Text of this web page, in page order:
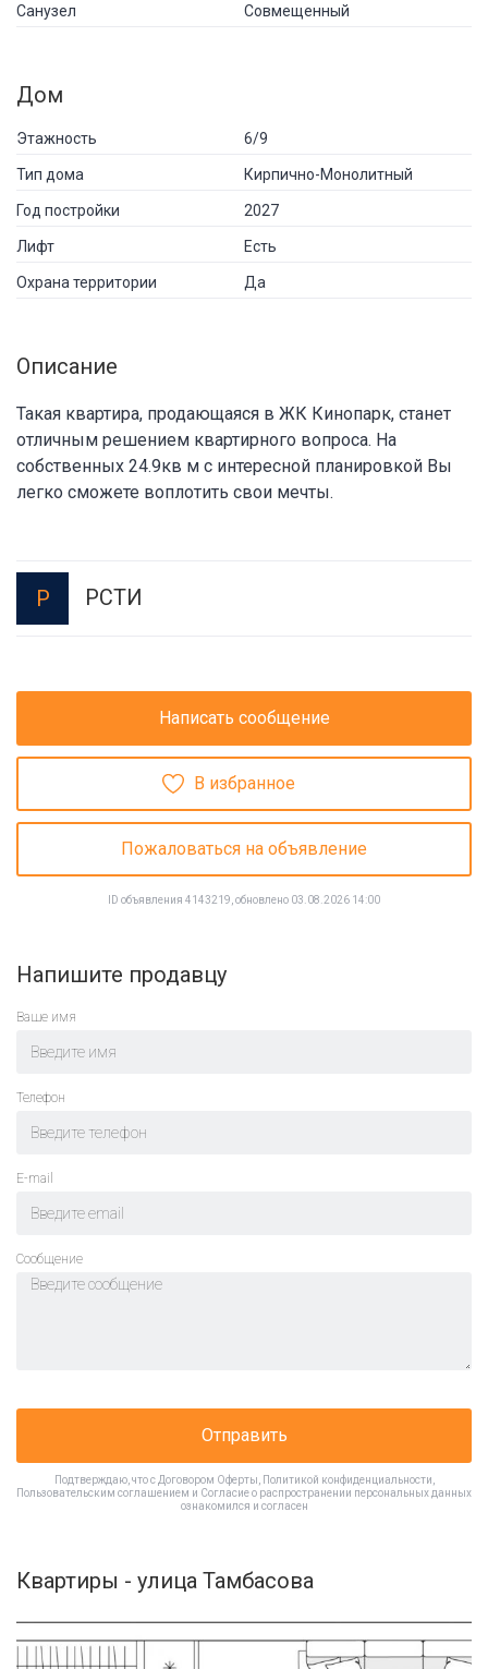
Санузел Совмещенный
Дом
Этажность 6/9
Тип дома Кирпично-Монолитный
Год постройки 2027
Лифт Есть
Охрана территории Да
Описание
Такая квартира, продающаяся в ЖК Кинопарк, станет
отличным решением квартирного вопроса. На
собственных 24.9кв м с интересной планировкой Вы
легко сможете воплотить свои мечты.
Р РСТИ
Написать сообщение
В избранное
Пожаловаться на объявление
ID объявления 4143219, обновлено 03.08.2026 14:00
Напишите продавцу
Ваше имя
Телефон
E-mail
Cообщение
Отправить
Подтверждаю, что с Договором Оферты Политикой конфиденциальности
Пользовательским соглашением и Согласие о распространении персональных данных
ознакомился и согласен
Квартиры - улица Тамбасова